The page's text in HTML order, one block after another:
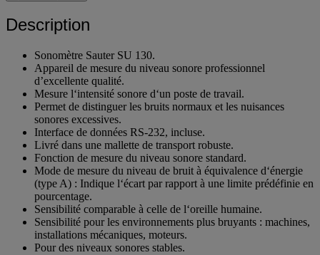
Description
Sonomètre Sauter SU 130.
Appareil de mesure du niveau sonore professionnel
d’excellente qualité.
Mesure l‘intensité sonore d‘un poste de travail.
Permet de distinguer les bruits normaux et les nuisances
sonores excessives.
Interface de données RS-232, incluse.
Livré dans une mallette de transport robuste.
Fonction de mesure du niveau sonore standard.
Mode de mesure du niveau de bruit à équivalence d‘énergie
(type A) : Indique l‘écart par rapport à une limite prédéfinie en
pourcentage.
Sensibilité comparable à celle de l‘oreille humaine.
Sensibilité pour les environnements plus bruyants : machines,
installations mécaniques, moteurs.
Pour des niveaux sonores stables.